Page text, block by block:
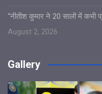
“नीतीश कुमार ने 20 सालों में कभी
August 2, 2026
Gallery